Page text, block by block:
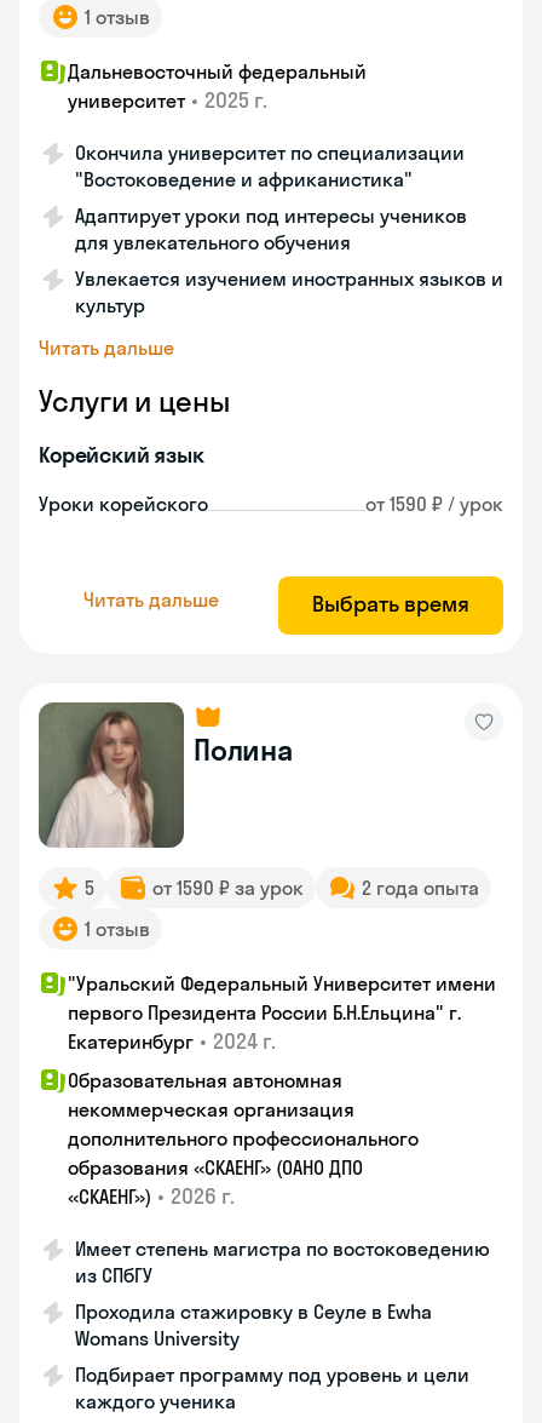
1 отзыв
Дальневосточный федеральный
университет • 2025 г.
Окончила университет по специализации
"Востоковедение и африканистика"
Адаптирует уроки под интересы учеников
для увлекательного обучения
Увлекается изучением иностранных языков и
культур
Читать дальше
Услуги и цены
Корейский язык
Уроки корейского от 1590 ₽ / урок
Читать дальше Выбрать время
Полина
5 от 1590 ₽ за урок
2 года опыта
1 отзыв
"Уральский Федеральный Университет имени
первого Президента России Б.Н.Ельцина" г.
Екатеринбург • 2024 г.
Образовательная автономная
некоммерческая организация
дополнительного профессионального
образования «СКАЕНГ» (ОАНО ДПО
«СКАЕНГ») • 2026 г.
Имеет степень магистра по востоковедению
из СПбГУ
Проходила стажировку в Сеуле в Ewha
Womans University
Подбирает программу под уровень и цели
каждого ученика